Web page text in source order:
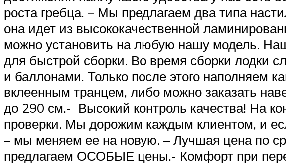
роста гребца. – Мы предлагаем два типа
она идет из высококачественной
можно установить на любую нашу модель.
для быстрой сборки. Во время сборки лодки
и баллонами. Только после этого наполняем
вклеенным транцем, либо можно заказать
до 290 см.- Высокий контроль качества! На
проверки. Мы дорожим каждым клиентом, и
– мы меняем ее на новую. – Лучшая цена по
предлагаем ОСОБЫЕ цены.- Комфорт при